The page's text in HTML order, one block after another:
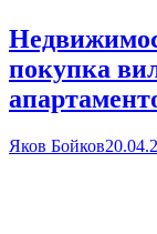
покупка
Яков Бойков